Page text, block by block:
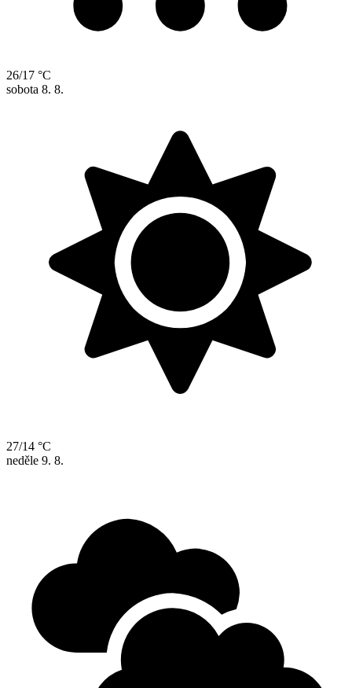
26/17 °C
sobota 8. 8.
27/14 °C
neděle 9. 8.